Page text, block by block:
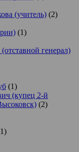
(учитель) (2)
(1)
генерал)
(1)
(купец 2-й
(2)